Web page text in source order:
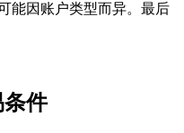
能因账户类型而异。最后
件